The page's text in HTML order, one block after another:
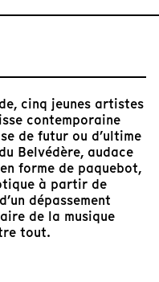
cinq jeunes artistes
contemporaine
de futur ou d’ultime
Belvédère, audace
forme de paquebot,
à partir de
dépassement
de la musique
tout.